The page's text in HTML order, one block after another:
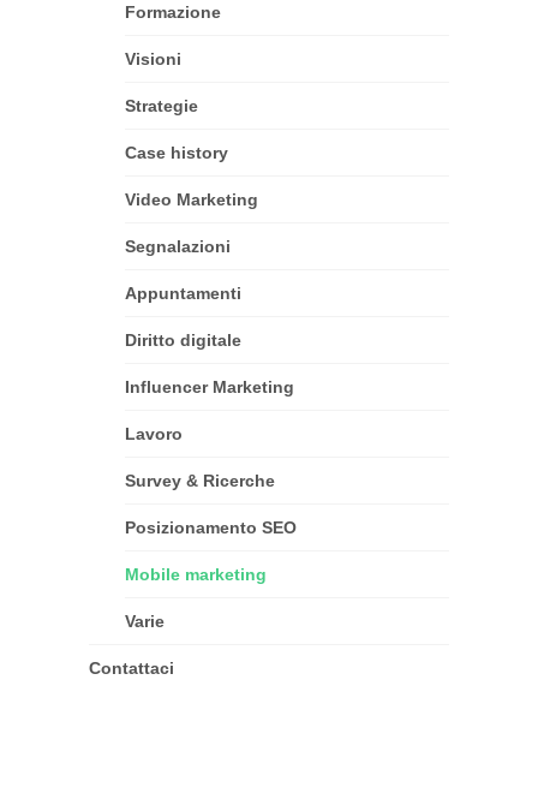
Formazione
Visioni
Strategie
Case history
Video Marketing
Segnalazioni
Appuntamenti
Diritto digitale
Influencer Marketing
Lavoro
Survey & Ricerche
Posizionamento SEO
Mobile marketing
Varie
Contattaci